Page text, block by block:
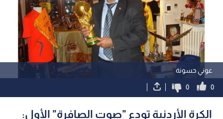
عوني حسونة
0
0
الكرة الأردنية تودع "صوت الصافرة" الأول: